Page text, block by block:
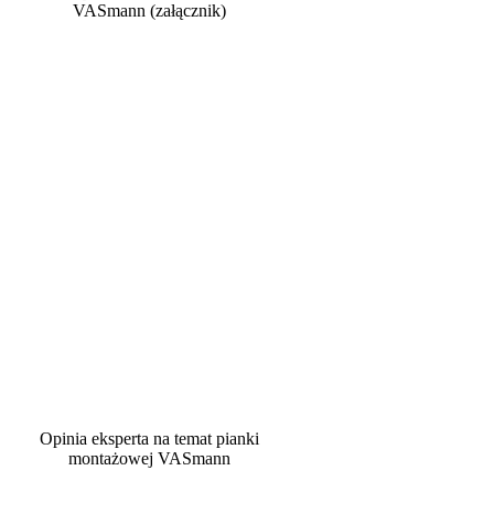
VASmann (załącznik)
Opinia eksperta na temat pianki
montażowej VASmann